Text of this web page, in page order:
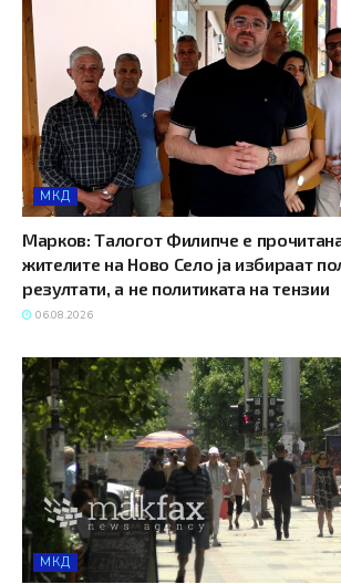
МКД
Марков: Талогот Филипче е
жителите на Ново Село ја избираат
резултати, а не политиката на тензии
06.08.2026
МКД